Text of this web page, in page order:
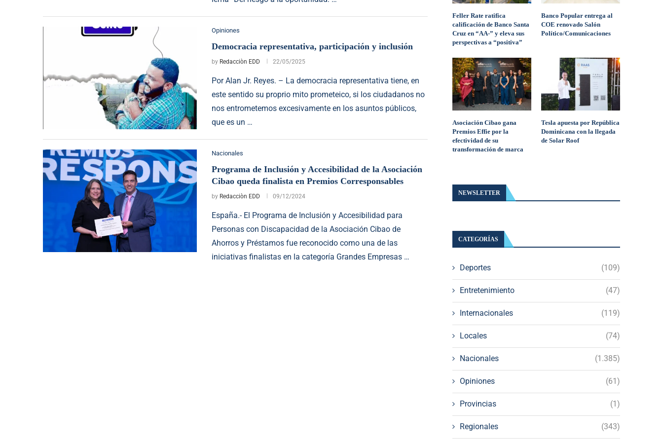
Opiniones
Democracia representativa, participación y inclusión
by Redacciòn EDD 22/05/2025
Por Alan Jr. Reyes. – La democracia representativa tiene, en
este sentido su proprio mito prometeico, si los ciudadanos no
nos entrometemos excesivamente en los asuntos públicos,
que es un …
Nacionales
Programa de Inclusión y Accesibilidad de la Asociación
Cibao queda finalista en Premios Corresponsables
by Redacciòn EDD 09/12/2024
España.- El Programa de Inclusión y Accesibilidad para
Personas con Discapacidad de la Asociación Cibao de
Ahorros y Préstamos fue reconocido como una de las
iniciativas finalistas en la categoría Grandes Empresas …
Feller Rate ratifica
calificación de Banco Santa
Cruz en “AA-” y eleva sus
perspectivas a “positiva”
Banco Popular entrega al
COE renovado Salón
Político/Comunicaciones
Asociación Cibao gana
Premios Effie por la
efectividad de su
transformación de marca
Tesla apuesta por República
Dominicana con la llegada
de Solar Roof
NEWSLETTER
CATEGORÍAS
Deportes (109)
Entretenimiento (47)
Internacionales (119)
Locales (74)
Nacionales (1.385)
Opiniones (61)
Provincias (1)
Regionales (343)